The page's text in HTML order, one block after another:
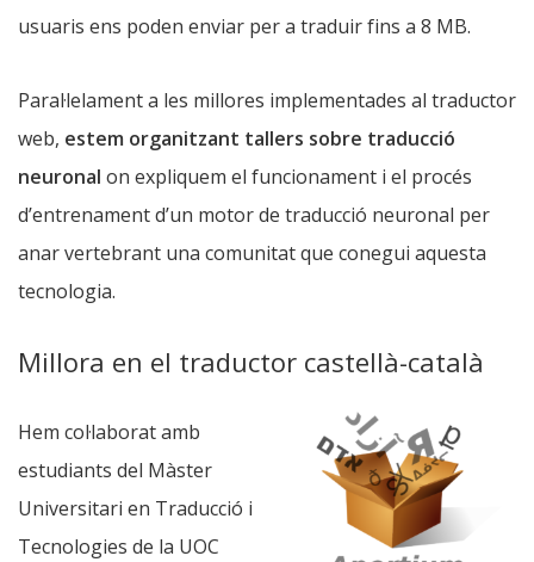
usuaris ens poden enviar per a traduir fins a 8 MB.
Paral·lelament a les millores implementades al traductor
web, estem organitzant tallers sobre traducció
neuronal on expliquem el funcionament i el procés
d’entrenament d’un motor de traducció neuronal per
anar vertebrant una comunitat que conegui aquesta
tecnologia.
Millora en el traductor castellà-català
Hem col·laborat amb
estudiants del Màster
Universitari en Traducció i
Tecnologies de la UOC